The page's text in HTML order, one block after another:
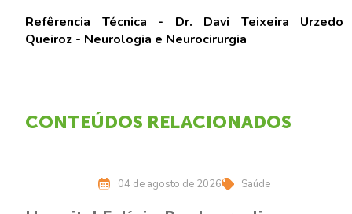
Refêrencia Técnica - Dr. Davi Teixeira Urzedo
Queiroz - Neurologia e Neurocirurgia
CONTEÚDOS RELACIONADOS
04 de agosto de 2026 Saúde